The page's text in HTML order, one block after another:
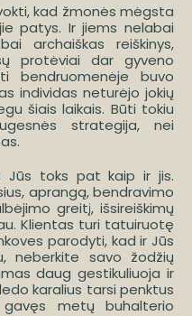
kad žmonės mėgsta
patys. Ir jiems nelabai
archaiškas reiškinys,
protėviai dar gyveno
bendruomenėje buvo
individas neturėjo jokių
šiais laikais. Būti tokiu
strategija, nei
Jūs toks pat kaip ir jis.
aprangą, bendravimo
greitį, išsireiškimų
Klientas turi tatuiruotę
parodyti, kad ir Jūs
neberkite savo žodžių
daug gestikuliuoja ir
karalius tarsi penktus
metų buhalterio